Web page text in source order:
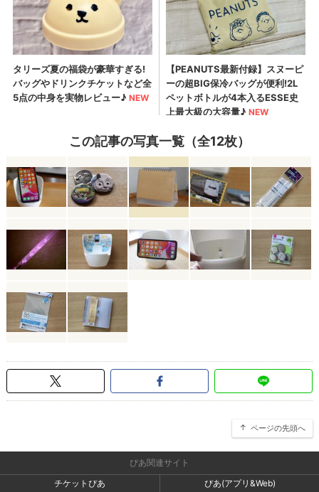
この記事の写真一覧（全12枚）
ページの先頭へ
ぴあ関連サイト
チケットぴあ
ぴあ(アプリ&Web)